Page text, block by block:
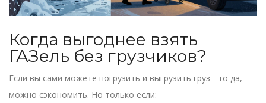
Когда выгоднее взять
ГАЗель без грузчиков?
Если вы сами можете погрузить и выгрузить груз - то да,
можно сэкономить. Но только если: